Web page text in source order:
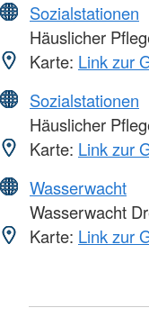
Sozialstationen
Häuslicher
Karte: Link zur
Sozialstationen
Häuslicher
Karte: Link zur
Wasserwacht
Wasserwacht
Karte: Link zur